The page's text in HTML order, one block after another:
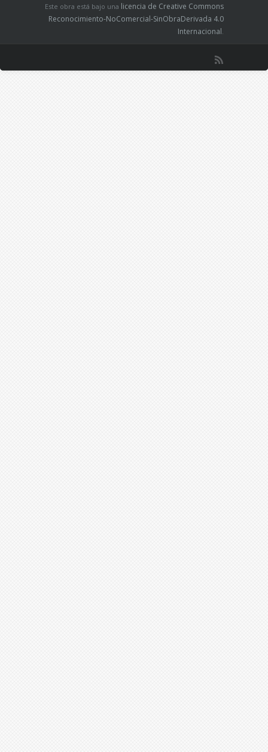
Este obra está bajo una licencia de Creative Commons
Reconocimiento-NoComercial-SinObraDerivada 4.0
Internacional.